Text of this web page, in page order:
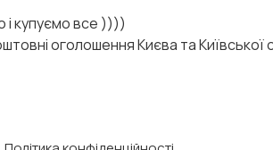
купуємо все ))))
оголошення Києва та Київської